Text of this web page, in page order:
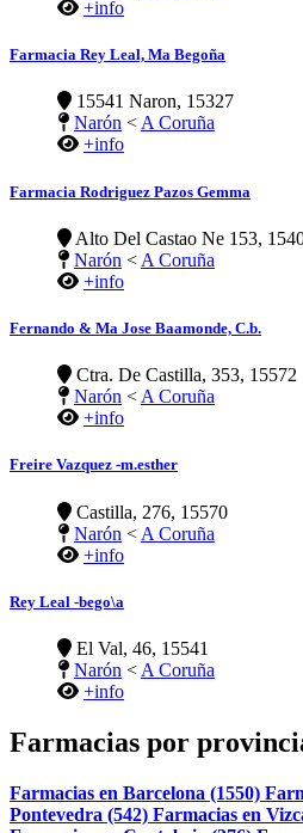
+info
Farmacia Rey Leal, Ma Begoña
15541 Naron, 15327
Narón <A Coruña
+info
Farmacia Rodriguez Pazos Gemma
Alto Del Castao Ne 153,
Narón < A Coruña
+info
Fernando & Ma Jose Baamonde, C.b.
Ctra. De Castilla, 353, 15572
Narón < A Coruña
+info
Freire Vazquez -m.esther
Castilla, 276, 15570
Narón < A Coruña
+info
Rey Leal -bego\a
El Val, 46, 15541
Narón < A Coruña
+info
Farmacias por
Farmacias en Barcelona (1550)
Pontevedra (542) Farmacias en